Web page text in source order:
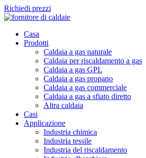
Richiedi prezzi
Casa
Prodotti
Caldaia a gas naturale
Caldaia per riscaldamento a gas
Caldaia a gas GPL
Caldaia a gas propano
Caldaia a gas commerciale
Caldaia a gas a sfiato diretto
Altra caldaia
Casi
Applicazione
Industria chimica
Industria tessile
Industria del riscaldamento